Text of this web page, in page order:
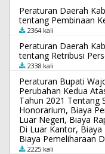
Peraturan Daerah
tentang Pembinaan
2364 kali
Peraturan Daerah
tentang Retribusi
2338 kali
Peraturan Bupati
Perubahan Kedua
Tahun 2021 Tentang
Honorarium, Biaya
Luar Negeri, Biaya
Di Luar Kantor,
Biaya Pemeliharaan
2225 kali